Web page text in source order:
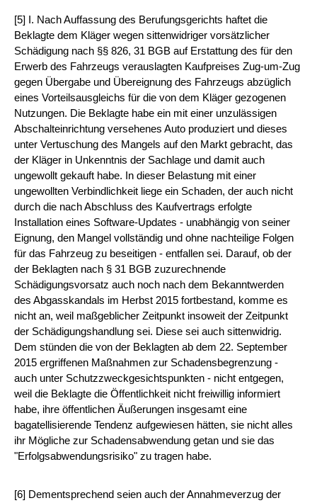
[5] I. Nach Auffassung des Berufungsgerichts haftet die
Beklagte dem Kläger wegen sittenwidriger vorsätzlicher
Schädigung nach §§ 826, 31 BGB auf Erstattung des für den
Erwerb des Fahrzeugs verauslagten Kaufpreises Zug-um-Zug
gegen Übergabe und Übereignung des Fahrzeugs abzüglich
eines Vorteilsausgleichs für die von dem Kläger gezogenen
Nutzungen. Die Beklagte habe ein mit einer unzulässigen
Abschalteinrichtung versehenes Auto produziert und dieses
unter Vertuschung des Mangels auf den Markt gebracht, das
der Kläger in Unkenntnis der Sachlage und damit auch
ungewollt gekauft habe. In dieser Belastung mit einer
ungewollten Verbindlichkeit liege ein Schaden, der auch nicht
durch die nach Abschluss des Kaufvertrags erfolgte
Installation eines Software-Updates - unabhängig von seiner
Eignung, den Mangel vollständig und ohne nachteilige Folgen
für das Fahrzeug zu beseitigen - entfallen sei. Darauf, ob der
der Beklagten nach § 31 BGB zuzurechnende
Schädigungsvorsatz auch noch nach dem Bekanntwerden
des Abgasskandals im Herbst 2015 fortbestand, komme es
nicht an, weil maßgeblicher Zeitpunkt insoweit der Zeitpunkt
der Schädigungshandlung sei. Diese sei auch sittenwidrig.
Dem stünden die von der Beklagten ab dem 22. September
2015 ergriffenen Maßnahmen zur Schadensbegrenzung -
auch unter Schutzzweckgesichtspunkten - nicht entgegen,
weil die Beklagte die Öffentlichkeit nicht freiwillig informiert
habe, ihre öffentlichen Äußerungen insgesamt eine
bagatellisierende Tendenz aufgewiesen hätten, sie nicht alles
ihr Mögliche zur Schadensabwendung getan und sie das
"Erfolgsabwendungsrisiko" zu tragen habe.
[6] Dementsprechend seien auch der Annahmeverzug der